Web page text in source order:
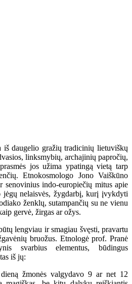
iš daugelio gražių tradicinių lietuviškų
linksmybių, archajinių papročių,
jos užima ypatingą vietą tarp
Etnokosmologo Jono Vaiškūno
senovinius indo-europiečių mitus apie
jėgų nelaisvės, žygdarbį, kurį įvykdyti
ženklų, sutampančių su ne vienu
gervė, žirgas ar ožys.
lengviau ir smagiau švęsti, pravartu
bruožus. Etnologė prof. Pranė
svarbius elementus, būdingus
iš jų:
žmonės valgydavo 9 ar net 12